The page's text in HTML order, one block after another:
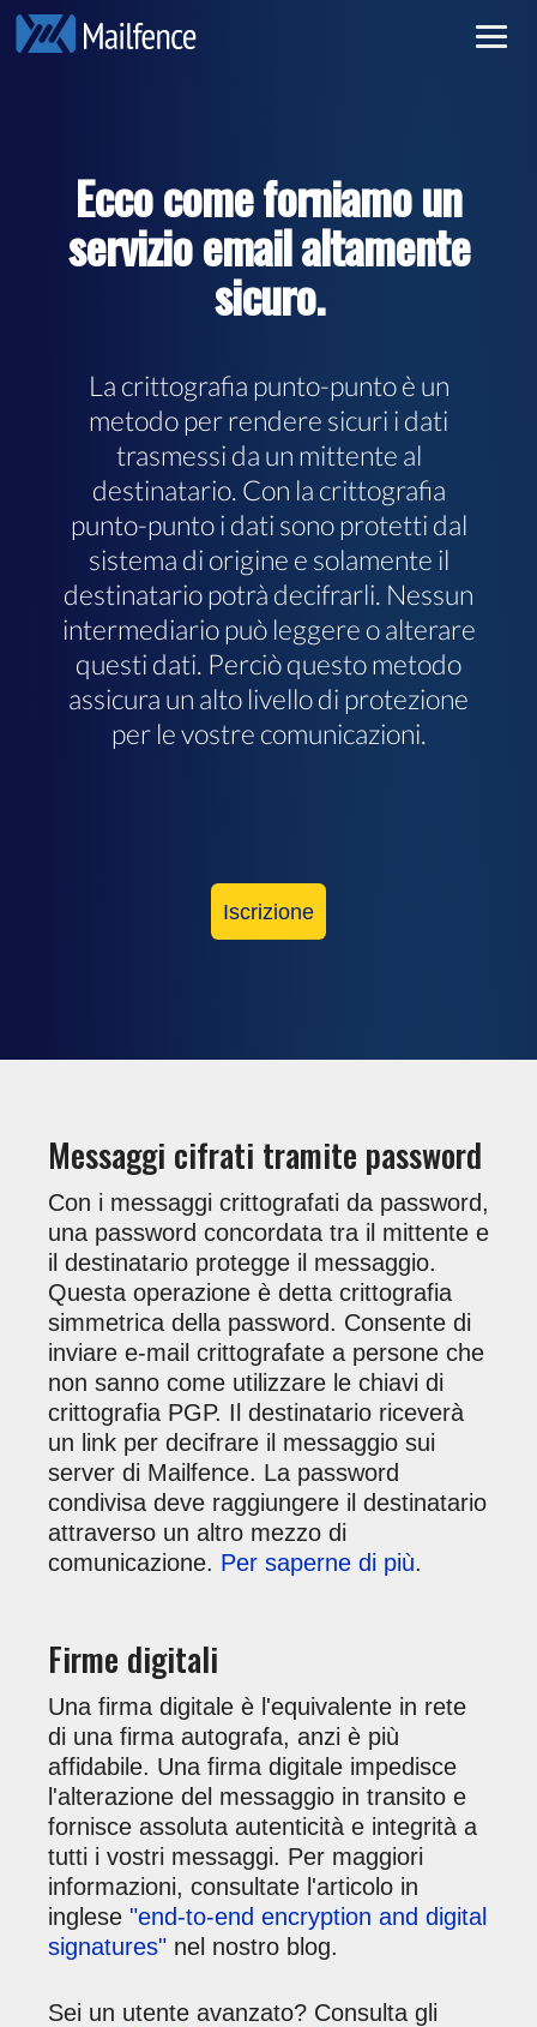
Per saperne di più
Ecco come forniamo un
servizio email altamente
sicuro.
La crittografia punto-punto è un
metodo per rendere sicuri i dati
trasmessi da un mittente al
destinatario. Con la crittografia
punto-punto i dati sono protetti dal
sistema di origine e solamente il
destinatario potrà decifrarli. Nessun
intermediario può leggere o alterare
questi dati. Perciò questo metodo
assicura un alto livello di protezione
per le vostre comunicazioni.
Iscrizione
Messaggi cifrati tramite password
Con i messaggi crittografati da password,
una password concordata tra il mittente e
il destinatario protegge il messaggio.
Questa operazione è detta crittografia
simmetrica della password. Consente di
inviare e-mail crittografate a persone che
non sanno come utilizzare le chiavi di
crittografia PGP. Il destinatario riceverà
un link per decifrare il messaggio sui
server di Mailfence. La password
condivisa deve raggiungere il destinatario
attraverso un altro mezzo di
comunicazione. Per saperne di più.
Firme digitali
Una firma digitale è l'equivalente in rete
di una firma autografa, anzi è più
affidabile. Una firma digitale impedisce
l'alterazione del messaggio in transito e
fornisce assoluta autenticità e integrità a
tutti i vostri messaggi. Per maggiori
informazioni, consultate l'articolo in
inglese "end-to-end encryption and digital
signatures" nel nostro blog.
Sei un utente avanzato? Consulta gli